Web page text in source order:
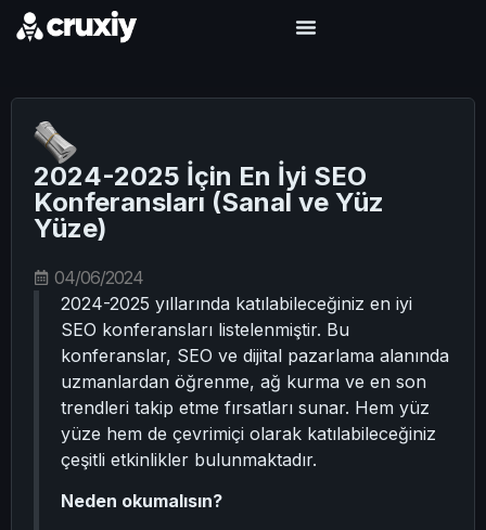
2024-2025 İçin En İyi SEO
Konferansları (Sanal ve Yüz
Yüze)
04/06/2024
2024-2025 yıllarında katılabileceğiniz en iyi
SEO konferansları listelenmiştir. Bu
konferanslar, SEO ve dijital pazarlama alanında
uzmanlardan öğrenme, ağ kurma ve en son
trendleri takip etme fırsatları sunar. Hem yüz
yüze hem de çevrimiçi olarak katılabileceğiniz
çeşitli etkinlikler bulunmaktadır.
Neden okumalısın?